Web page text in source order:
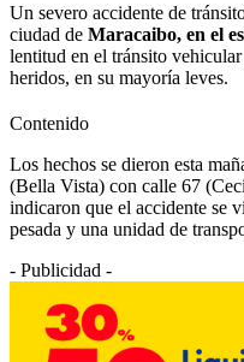
Un severo accidente de
ciudad de Maracaibo, en el
lentitud en el tránsito
heridos, en su mayoría leves.
Contenido
Los hechos se dieron esta
(Bella Vista) con calle 67
indicaron que el accidente se
pesada y una unidad de
- Publicidad -